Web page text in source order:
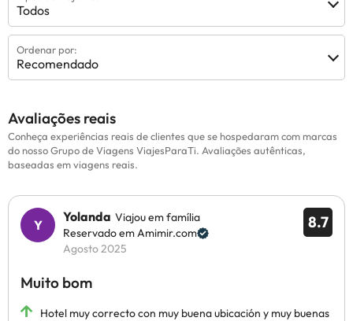
Todos
Ordenar por:
Recomendado
Avaliações reais
Conheça experiências reais de clientes que se hospedaram com marcas
do nosso Grupo de Viagens ViajesParaTi. Avaliações autênticas,
baseadas em viagens reais.
8.7
Yolanda Viajou em família
Reservado em Amimir.com
Agosto 2025
Muito bom
Hotel muy correcto con muy buena ubicación y muy buenas